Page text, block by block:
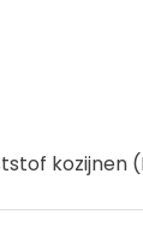
kozijnen